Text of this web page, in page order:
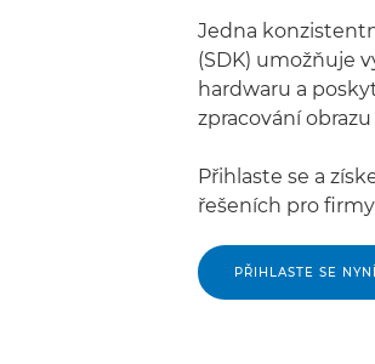
Jedna
(SDK) umožňuje
hardwaru a
zpracování
Přihlaste se a
řešeních pro firmy
PŘIHLASTE SE NYNÍ